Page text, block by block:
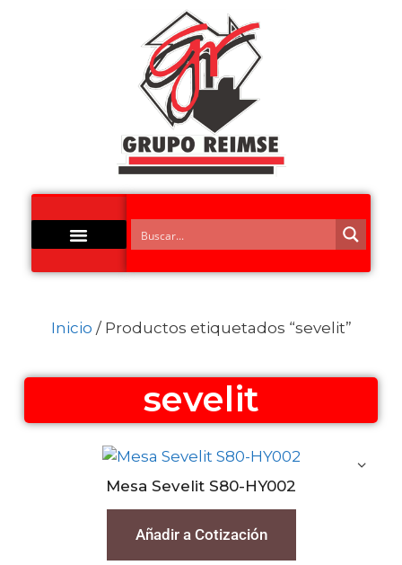
Inicio / Productos etiquetados “sevelit”
sevelit
Mesa Sevelit S80-HY002
Añadir a Cotización